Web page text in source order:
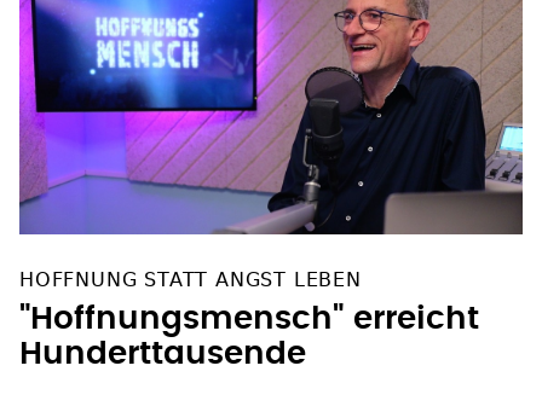
HOFFNUNG STATT ANGST LEBEN
"Hoffnungsmensch" erreicht